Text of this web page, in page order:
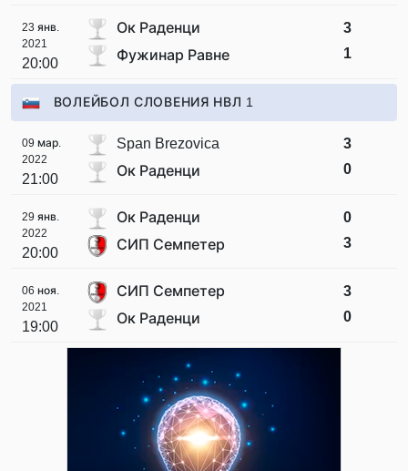
23 янв.
2021
20:00
Ок Раденци
Фужинар Равне
3
1
ВОЛЕЙБОЛ СЛОВЕНИЯ НВЛ 1
09 мар.
2022
21:00
Span Brezovica
Ок Раденци
3
0
29 янв.
2022
20:00
Ок Раденци
СИП Семпетер
0
3
06 ноя.
2021
19:00
СИП Семпетер
Ок Раденци
3
0